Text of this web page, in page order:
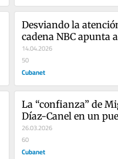
Desviando la
cadena NBC apunta
Canel
14.04.2026
50
Cubanet
La “confianza” de
Díaz-Canel en un
que lo aborrece
26.03.2026
60
Cubanet